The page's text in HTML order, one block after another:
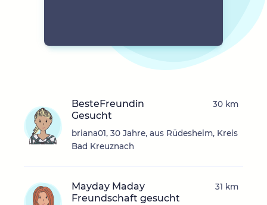
BesteFreundin
Gesucht
briana01, 30 Jahre, aus Rüdesheim, Kreis
Bad Kreuznach
30 km
Mayday Maday
Freundschaft gesucht
31 km